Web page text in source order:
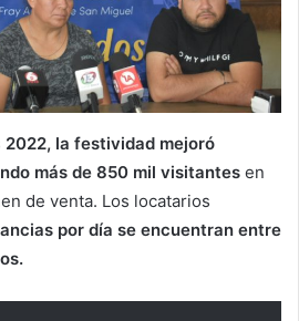
2022, la festividad mejoró
más de 850 mil visitantes en
de venta. Los locatarios
por día se encuentran entre